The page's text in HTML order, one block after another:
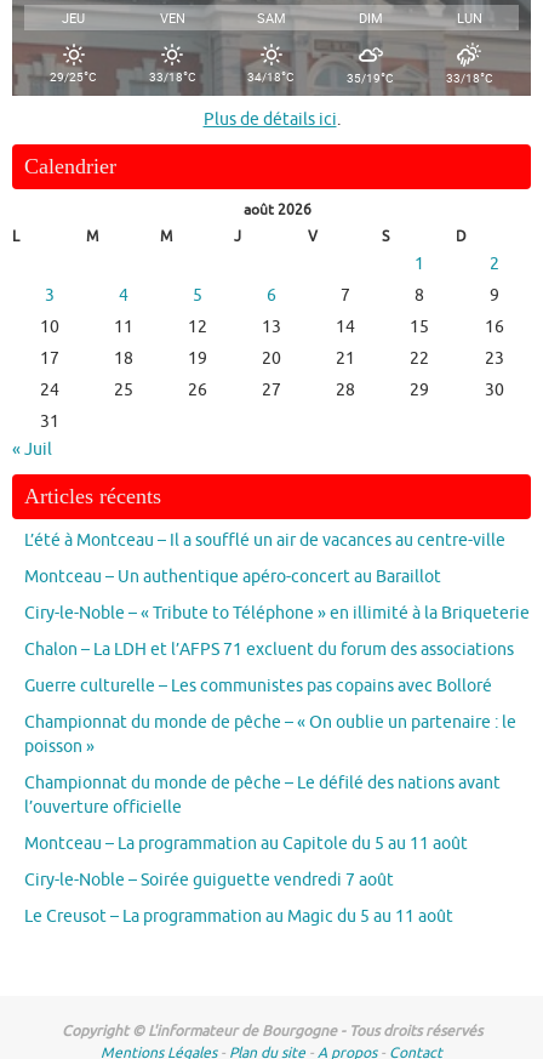
JEU VEN SAM DIM LUN
29/25°C 33/18°C 34/18°C 35/19°C 33/18°C
Plus de détails ici.
Calendrier
août 2026
L
M M J V S D
1
2
3
4 5 6 7 8
9
10
11 12 13 14 15
16
17
18 19 20 21 22
23
24
25 26 27 28 29
30
31
« Juil
Articles récents
L’été à Montceau – Il a soufflé un air de vacances au centre-ville
Montceau – Un authentique apéro-concert au Baraillot
Ciry-le-Noble – « Tribute to Téléphone » en illimité à la Briqueterie
Chalon – La LDH et l’AFPS 71 excluent du forum des associations
Guerre culturelle – Les communistes pas copains avec Bolloré
Championnat du monde de pêche – « On oublie un partenaire : le
poisson »
Championnat du monde de pêche – Le défilé des nations avant
l’ouverture officielle
Montceau – La programmation au Capitole du 5 au 11 août
Ciry-le-Noble – Soirée guiguette vendredi 7 août
Le Creusot – La programmation au Magic du 5 au 11 août
Copyright © L'informateur de Bourgogne - Tous droits réservés
Mentions Légales- Plan du site -A propos- Contact